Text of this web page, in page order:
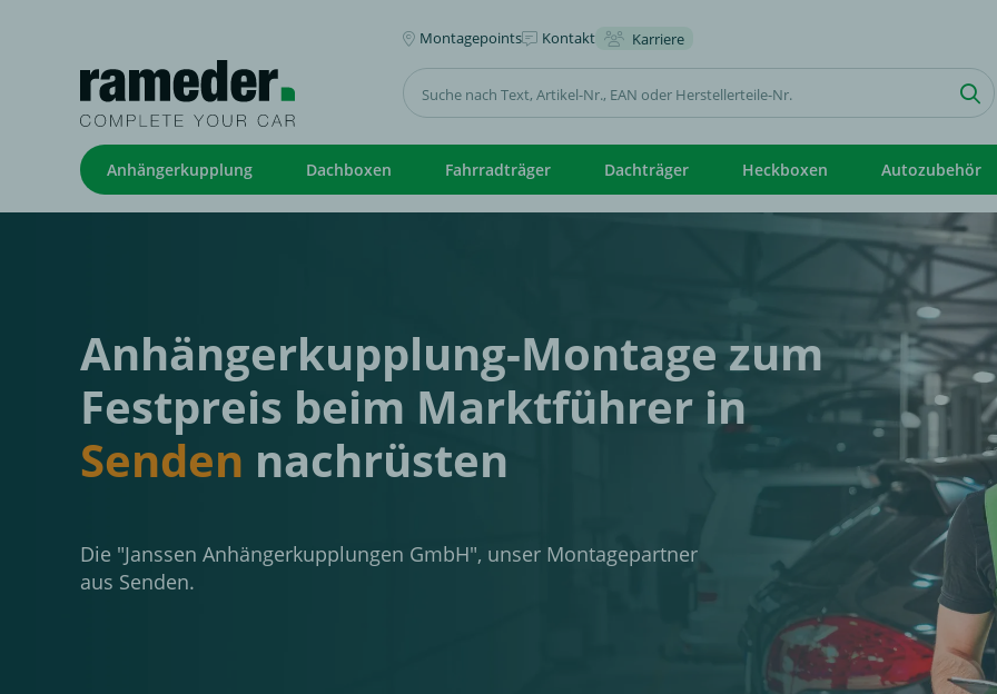
Montagepoints Kontakt Karriere
Anhängerkupplung Dachboxen Fahrradträger Dachträger Heckboxen Autozubehör
Anhängerkupplung-Montage zum
Festpreis beim Marktführer in
Senden nachrüsten
Die "Janssen Anhängerkupplungen GmbH", unser Montagepartner
aus Senden.